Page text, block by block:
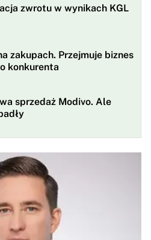
zwrotu w wynikach KGL
zakupach. Przejmuje biznes
konkurenta
sprzedaż Modivo. Ale